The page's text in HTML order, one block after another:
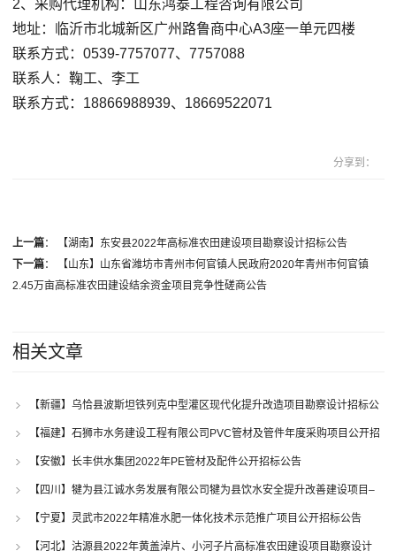
2、采购代理机构：山东鸿泰工程咨询有限公司
地址：临沂市北城新区广州路鲁商中心A3座一单元四楼
联系方式：0539-7757077、7757088
联系人：鞠工、李工
联系方式：18866988939、18669522071
分享到：
上一篇：
【湖南】东安县2022年高标准农田建设项目勘察设计招标公告
下一篇：
【山东】山东省潍坊市青州市何官镇人民政府2020年青州市何官镇
2.45万亩高标准农田建设结余资金项目竞争性磋商公告
相关文章
【新疆】乌恰县波斯坦铁列克中型灌区现代化提升改造项目勘察设计招标公
【福建】石狮市水务建设工程有限公司PVC管材及管件年度采购项目公开招
标公告
【安徽】长丰供水集团2022年PE管材及配件公开招标公告
【四川】犍为县江诚水务发展有限公司犍为县饮水安全提升改善建设项目–
同兴水厂改造工程(取水管及配套设施改造)(第二次)竞争性谈判公告
【宁夏】灵武市2022年精准水肥一体化技术示范推广项目公开招标公告
【河北】沽源县2022年黄盖淖片、小河子片高标准农田建设项目勘察设计